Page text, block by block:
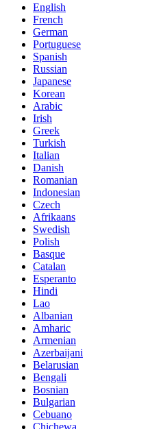
English
French
German
Portuguese
Spanish
Russian
Japanese
Korean
Arabic
Irish
Greek
Turkish
Italian
Danish
Romanian
Indonesian
Czech
Afrikaans
Swedish
Polish
Basque
Catalan
Esperanto
Hindi
Lao
Albanian
Amharic
Armenian
Azerbaijani
Belarusian
Bengali
Bosnian
Bulgarian
Cebuano
Chichewa